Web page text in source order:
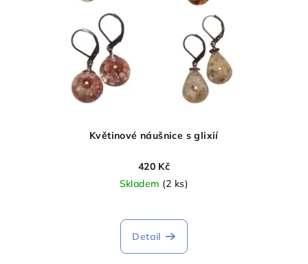
Květinové náušnice s glixií
420 Kč
Skladem (2 ks)
Detail